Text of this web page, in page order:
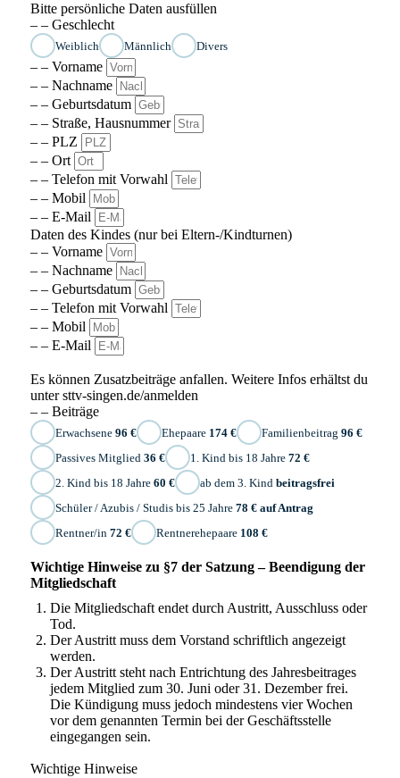
Bitte persönliche Daten ausfüllen
– – Geschlecht
Weiblich Männlich Divers
– – Vorname
– – Nachname
– – Geburtsdatum
– – Straße, Hausnummer
– – PLZ
– – Ort
– – Telefon mit Vorwahl
– – Mobil
– – E-Mail
Daten des Kindes (nur bei Eltern-/Kindturnen)
– – Vorname
– – Nachname
– – Geburtsdatum
– – Telefon mit Vorwahl
– – Mobil
– – E-Mail
Es können Zusatzbeiträge anfallen. Weitere Infos erhältst du
unter sttv-singen.de/anmelden
– – Beiträge
Erwachsene 96 € Ehepaare 174 € Familienbeitrag 96 €
Passives Mitglied 36 € 1. Kind bis 18 Jahre 72 €
2. Kind bis 18 Jahre 60 € ab dem 3. Kind beitragsfrei
Schüler / Azubis / Studis bis 25 Jahre 78 € auf Antrag
Rentner/in 72 € Rentnerehepaare 108 €
Wichtige Hinweise zu §7 der Satzung – Beendigung der
Mitgliedschaft
Die Mitgliedschaft endet durch Austritt, Ausschluss oder
Tod.
Der Austritt muss dem Vorstand schriftlich angezeigt
werden.
Der Austritt steht nach Entrichtung des Jahresbeitrages
jedem Mitglied zum 30. Juni oder 31. Dezember frei.
Die Kündigung muss jedoch mindestens vier Wochen
vor dem genannten Termin bei der Geschäftsstelle
eingegangen sein.
Wichtige Hinweise